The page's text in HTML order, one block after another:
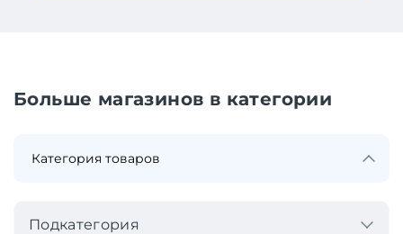
Больше магазинов в категории
Подкатегория